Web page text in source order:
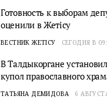
Готовность к выборам
оценили в Жетісу
ВЕСТНИК ЖЕТІСУ СЕГОДНЯ В
В Талдыкоргане
купол православного
ТАТЬЯНА ДЕМИДОВА 6